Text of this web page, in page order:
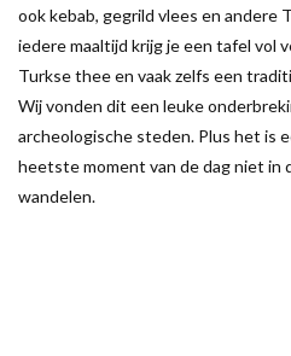
ook kebab, gegrild vlees en andere
iedere maaltijd krijg je een tafel vol
Turkse thee en vaak zelfs een
Wij vonden dit een leuke
archeologische steden. Plus het is
heetste moment van de dag niet in
wandelen.